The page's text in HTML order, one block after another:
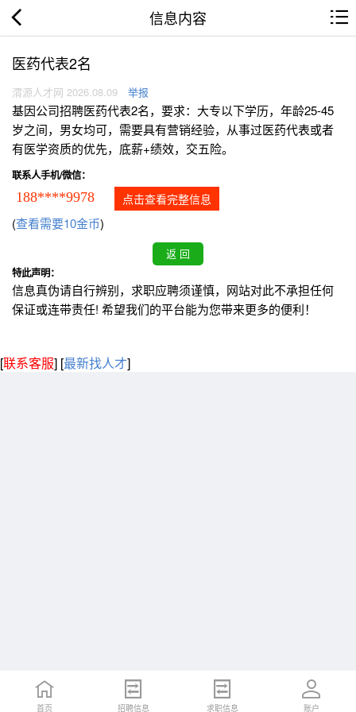
信息内容
医药代表2名
渭源人才网 2026.08.09 举报
基因公司招聘医药代表2名，要求：大专以下学历，年龄25-45
岁之间，男女均可，需要具有营销经验，从事过医药代表或者
有医学资质的优先，底薪+绩效，交五险。
联系人手机/微信：
188****9978 点击查看完整信息
(查看需要10金币)
特此声明：
信息真伪请自行辨别，求职应聘须谨慎，网站对此不承担任何
保证或连带责任! 希望我们的平台能为您带来更多的便利！
[联系客服] [最新找人才]
首页 招聘信息 求职信息 账户